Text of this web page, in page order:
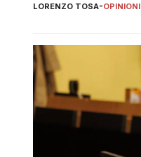
LORENZO TOSA-OPINIONI